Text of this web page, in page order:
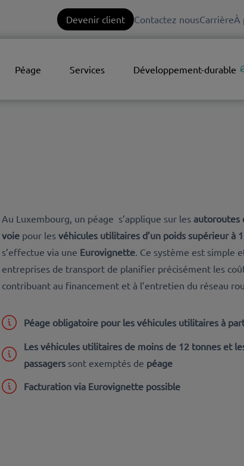
Devenir client Contactez nousCarrièreÀ
Péage Services Développement-durable
Au Luxembourg, un péage s’applique sur lesautoroutes
voie pour lesvéhicules utilitaires d’un poids supérieur à
s’effectue via une Eurovignette. Ce système est simple
entreprises de transport de planifier précisément les
contribuant au financement et à l’entretien du réseau
Péage obligatoire pour les véhicules utilitaires à
Les véhicules utilitaires de moins de 12 tonnes et
passagers sont exemptés de péage
Facturation via Eurovignette possible